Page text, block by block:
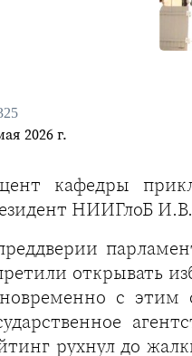
2026 г.
кафедры
НИИГлоБ
открывать
с этим
рухнул до